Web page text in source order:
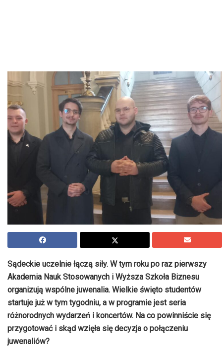
Sądeckie uczelnie łączą siły. W tym roku po raz pierwszy
Akademia Nauk Stosowanych i Wyższa Szkoła Biznesu
organizują wspólne juwenalia. Wielkie święto studentów
startuje już w tym tygodniu, a w programie jest seria
różnorodnych wydarzeń i koncertów. Na co powinniście się
przygotować i skąd wzięła się decyzja o połączeniu
juwenaliów?